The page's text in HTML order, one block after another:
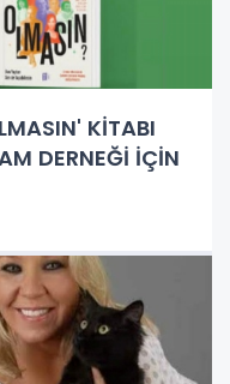
KİTABI
DERNEĞİ İÇİN